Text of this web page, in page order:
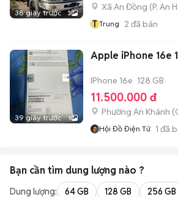
38 giây trước 3
Xã An Đồng (P. An
T Trung 2 đã bán
39 giây trước 1
Apple iPhone 16e
IPhone 16e 128 GB
11.500.000 đ
Phường An Khánh
Hội Đồ Điện Tử 1 đã
Bạn cần tìm dung lượng nào ?
Dung lượng: 64 GB 128 GB 256 GB